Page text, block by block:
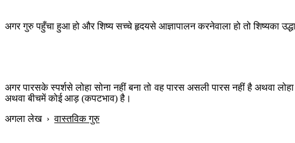
अगर गुरु पहुँचा हुआ हो और शिष्य सच्चे हृदयसे आज्ञापालन करनेवाला हो तो शिष्यका
अगर पारसके स्पर्शसे लोहा सोना नहीं बना तो वह पारस असली पारस नहीं है अथवा
अथवा बीचमें कोई आड़ (कपटभाव) है।
अगला लेख›वास्तविक गुरु